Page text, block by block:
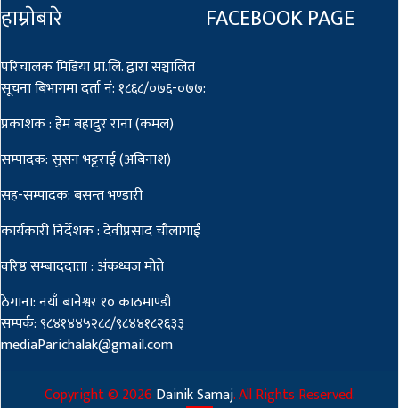
हाम्राेबारे
परिचालक मिडिया प्रा.लि. द्वारा सञ्चालित
सूचना बिभागमा दर्ता नं: १८६८/०७६-०७७:
प्रकाशक : हेम बहादुर राना (कमल)
सम्पादक: सुसन भट्टराई (अबिनाश)
सह-सम्पादक: बसन्त भण्डारी
कार्यकारी निर्देशक : देवीप्रसाद चौलागाईं
वरिष्ठ सम्बाददाता : अंकध्वज मोते
ठेगाना: नयाँ बानेश्वर १० काठमाण्डौ
सम्पर्क: ९८४१४४५२८८/९८४४१८२६३३
mediaParichalak@gmail.com
FACEBOOK PAGE
Copyright ©2026Dainik Samaj. All Rights Reserved.